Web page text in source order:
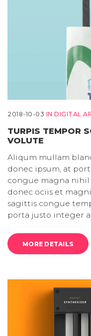
2018-10-03 IN DIGITAL
TURPIS TEMPOR
VOLUTE
Aliqum mullam
donec ipsum, at
congue magna
donec ociis et
sagittis congue
porta justo integer
MORE DETAILS